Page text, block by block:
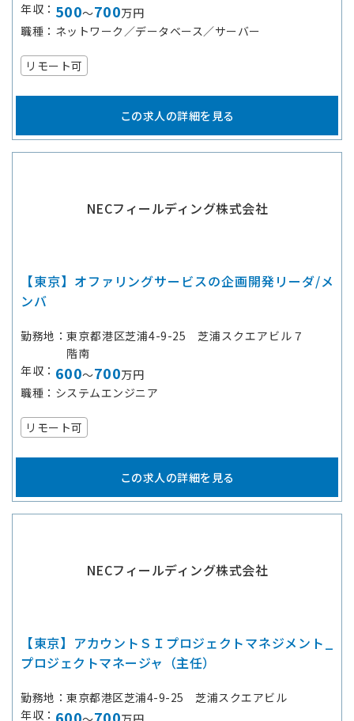
年収
500～700万円
職種
ネットワーク／データベース／サーバー
リモート可
この求人の詳細を見る
NECフィールディング株式会社
【東京】オファリングサービスの企画開発リーダ/メ
ンバ
勤務地
東京都港区芝浦4-9-25 芝浦スクエアビル７
階南
年収
600～700万円
職種
システムエンジニア
リモート可
この求人の詳細を見る
NECフィールディング株式会社
【東京】アカウントＳＩプロジェクトマネジメント_
プロジェクトマネージャ（主任）
勤務地
東京都港区芝浦4-9-25 芝浦スクエアビル
年収